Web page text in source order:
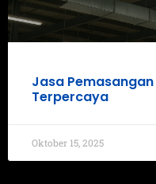
Jasa
Terpercaya
Oktober 15, 2025